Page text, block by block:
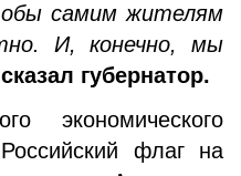
самим жителям
И, конечно, мы
губернатор.
экономического
флаг на